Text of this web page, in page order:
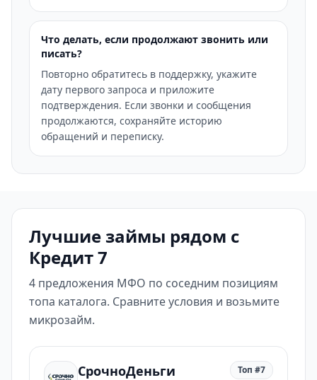
Что делать, если продолжают звонить или
писать?
Повторно обратитесь в поддержку, укажите
дату первого запроса и приложите
подтверждения. Если звонки и сообщения
продолжаются, сохраняйте историю
обращений и переписку.
Лучшие займы рядом с
Кредит 7
4 предложения МФО по соседним позициям
топа каталога. Сравните условия и возьмите
микрозайм.
СрочноДеньги Топ #7